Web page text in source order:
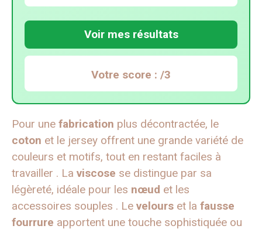
Voir mes résultats
Votre score : /3
Pour une fabrication plus décontractée, le
coton et le jersey offrent une grande variété de
couleurs et motifs, tout en restant faciles à
travailler . La viscose se distingue par sa
légèreté, idéale pour les nœud et les
accessoires souples . Le velours et la fausse
fourrure apportent une touche sophistiquée ou